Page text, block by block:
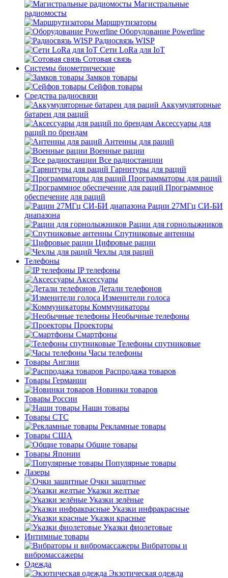
Магистральные
радиомосты
Маршрутизаторы
Оборудование Powerline
Радиосвязь WISP
Сети LoRa для IoT
Сотовая связь
Системы биометрические
Замков товары
Сейфов товары
Средства радиосвязи
Аккумуляторные
батареи для раций
Аксессуары для
раций по брендам
Антенны для раций
Военные рации
Все радиостанции
Гарнитуры для раций
Программаторы для раций
Программное
обеспечение для раций
Рации 27МГц СИ-БИ
диапазона
Рации для горнолыжников
Спутниковые антенны
Цифровые рации
Чехлы для раций
Телефоны
IP телефоны
Аксессуары
Детали телефонов
Изменители голоса
Коммуникаторы
Необычные телефоны
Проекторы
Смартфоны
Телефоны спутниковые
Часы телефоны
Товары Англии
Распродажа товаров
Товары Германии
Новинки товаров
Товары России
Наши товары
Товары СТС
Рекламные товары
Товары США
Общие товары
Товары Японии
Популярные товары
Лазеры
Очки защитные
Указки желтые
Указки зелёные
Указки инфракрасные
Указки красные
Указки фиолетовые
Интимные товары
Вибраторы и
вибромассажеры
Одежда
Экзотическая одежда